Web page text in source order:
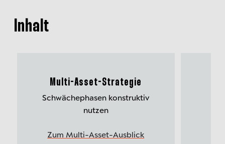
Inhalt
Multi-Asset-Strategie
Schwächephasen konstruktiv
nutzen
Zum Multi-Asset-Ausblick